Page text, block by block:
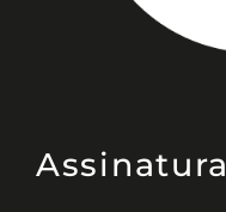
Assinatura